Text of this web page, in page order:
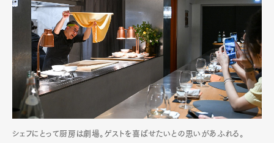
シェフにとって厨房は劇場。ゲストを喜ばせたいとの思いがあふれる。